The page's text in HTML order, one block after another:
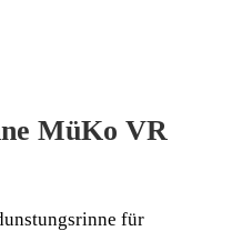
MüKo VR
für